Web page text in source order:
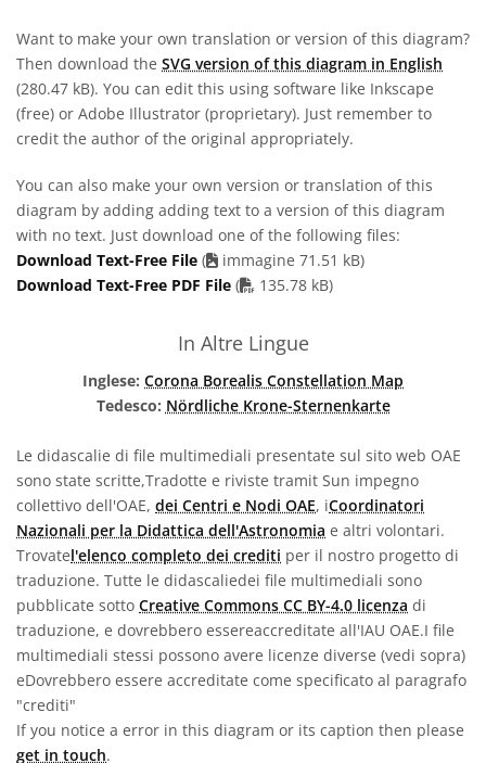
Want to make your own translation or version of this diagram?
Then download the SVG version of this diagram in English
(280.47 kB). You can edit this using software like Inkscape
(free) or Adobe Illustrator (proprietary). Just remember to
credit the author of the original appropriately.
You can also make your own version or translation of this
diagram by adding adding text to a version of this diagram
with no text. Just download one of the following files:
Download Text-Free File (
immagine 71.51 kB)
Download Text-Free PDF File ( PDF file
135.78 kB)
In Altre Lingue
Inglese: Corona Borealis Constellation Map
Tedesco: Nördliche Krone-Sternenkarte
Le didascalie di file multimediali presentate sul sito web OAE
sono state scritte,Tradotte e riviste tramit Sun impegno
collettivo dell'OAE, dei Centri e Nodi OAE, iCoordinatori
Nazionali per la Didattica dell'Astronomia e altri volontari.
Trovatel'elenco completo dei crediti per il nostro progetto di
traduzione. Tutte le didascaliedei file multimediali sono
pubblicate sotto Creative Commons CC BY-4.0 licenza di
traduzione, e dovrebbero essereaccreditate all'IAU OAE.I file
multimediali stessi possono avere licenze diverse (vedi sopra)
eDovrebbero essere accreditate come specificato al paragrafo
"crediti"
If you notice a error in this diagram or its caption then please
get in touch.